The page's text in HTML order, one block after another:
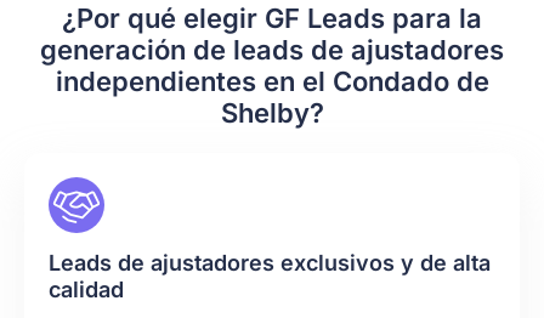
¿Por qué elegir GF Leads para la
generación de leads de ajustadores
independientes en el Condado de
Shelby?
Leads de ajustadores exclusivos y de alta
calidad